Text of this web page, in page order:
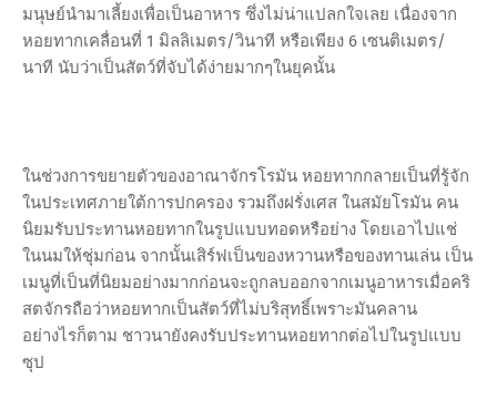
มนุษย์นำมาเลี้ยงเพื่อเป็นอาหาร ซึ่งไม่น่าแปลกใจเลย เนื่องจาก
หอยทากเคลื่อนที่ 1 มิลลิเมตร/วินาที หรือเพียง 6 เซนติเมตร/
นาที นับว่าเป็นสัตว์ที่จับได้ง่ายมากๆในยุคนั้น
ในช่วงการขยายตัวของอาณาจักรโรมัน หอยทากกลายเป็นที่รู้จัก
ในประเทศภายใต้การปกครอง รวมถึงฝรั่งเศส ในสมัยโรมัน คน
นิยมรับประทานหอยทากในรูปแบบทอดหรือย่าง โดยเอาไปแช่
ในนมให้ชุ่มก่อน จากนั้นเสิร์ฟเป็นของหวานหรือของทานเล่น เป็น
เมนูที่เป็นที่นิยมอย่างมากก่อนจะถูกลบออกจากเมนูอาหารเมื่อคริ
สตจักรถือว่าหอยทากเป็นสัตว์ที่ไม่บริสุทธิ์เพราะมันคลาน
อย่างไรก็ตาม ชาวนายังคงรับประทานหอยทากต่อไปในรูปแบบ
ซุป